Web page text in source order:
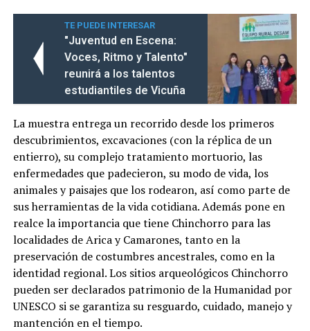
TE PUEDE INTERESAR
"Juventud en Escena:
Voces, Ritmo y Talento"
reunirá a los talentos
estudiantiles de Vicuña
La muestra entrega un recorrido desde los primeros
descubrimientos, excavaciones (con la réplica de un
entierro), su complejo tratamiento mortuorio, las
enfermedades que padecieron, su modo de vida, los
animales y paisajes que los rodearon, así como parte de
sus herramientas de la vida cotidiana. Además pone en
realce la importancia que tiene Chinchorro para las
localidades de Arica y Camarones, tanto en la
preservación de costumbres ancestrales, como en la
identidad regional. Los sitios arqueológicos Chinchorro
pueden ser declarados patrimonio de la Humanidad por
UNESCO si se garantiza su resguardo, cuidado, manejo y
mantención en el tiempo.